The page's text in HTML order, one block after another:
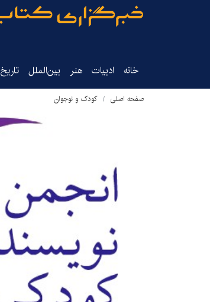
خانه ادبیات هنر بین‌الملل تاریخ‌
صفحه اصلی کودک و نوجوان